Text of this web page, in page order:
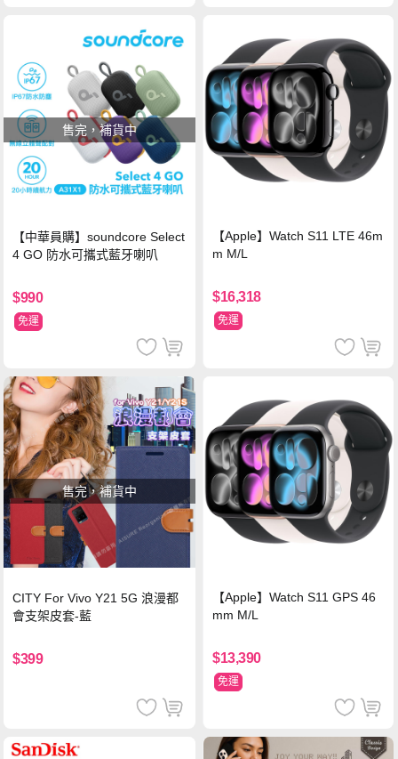
售完，補貨中
【中華員購】soundcore Select
4 GO 防水可攜式藍牙喇叭
$990
免運
【Apple】Watch S11 LTE 46m
m M/L
$16,318
免運
售完，補貨中
CITY For Vivo Y21 5G 浪漫都
會支架皮套-藍
$399
【Apple】Watch S11 GPS 46
mm M/L
$13,390
免運